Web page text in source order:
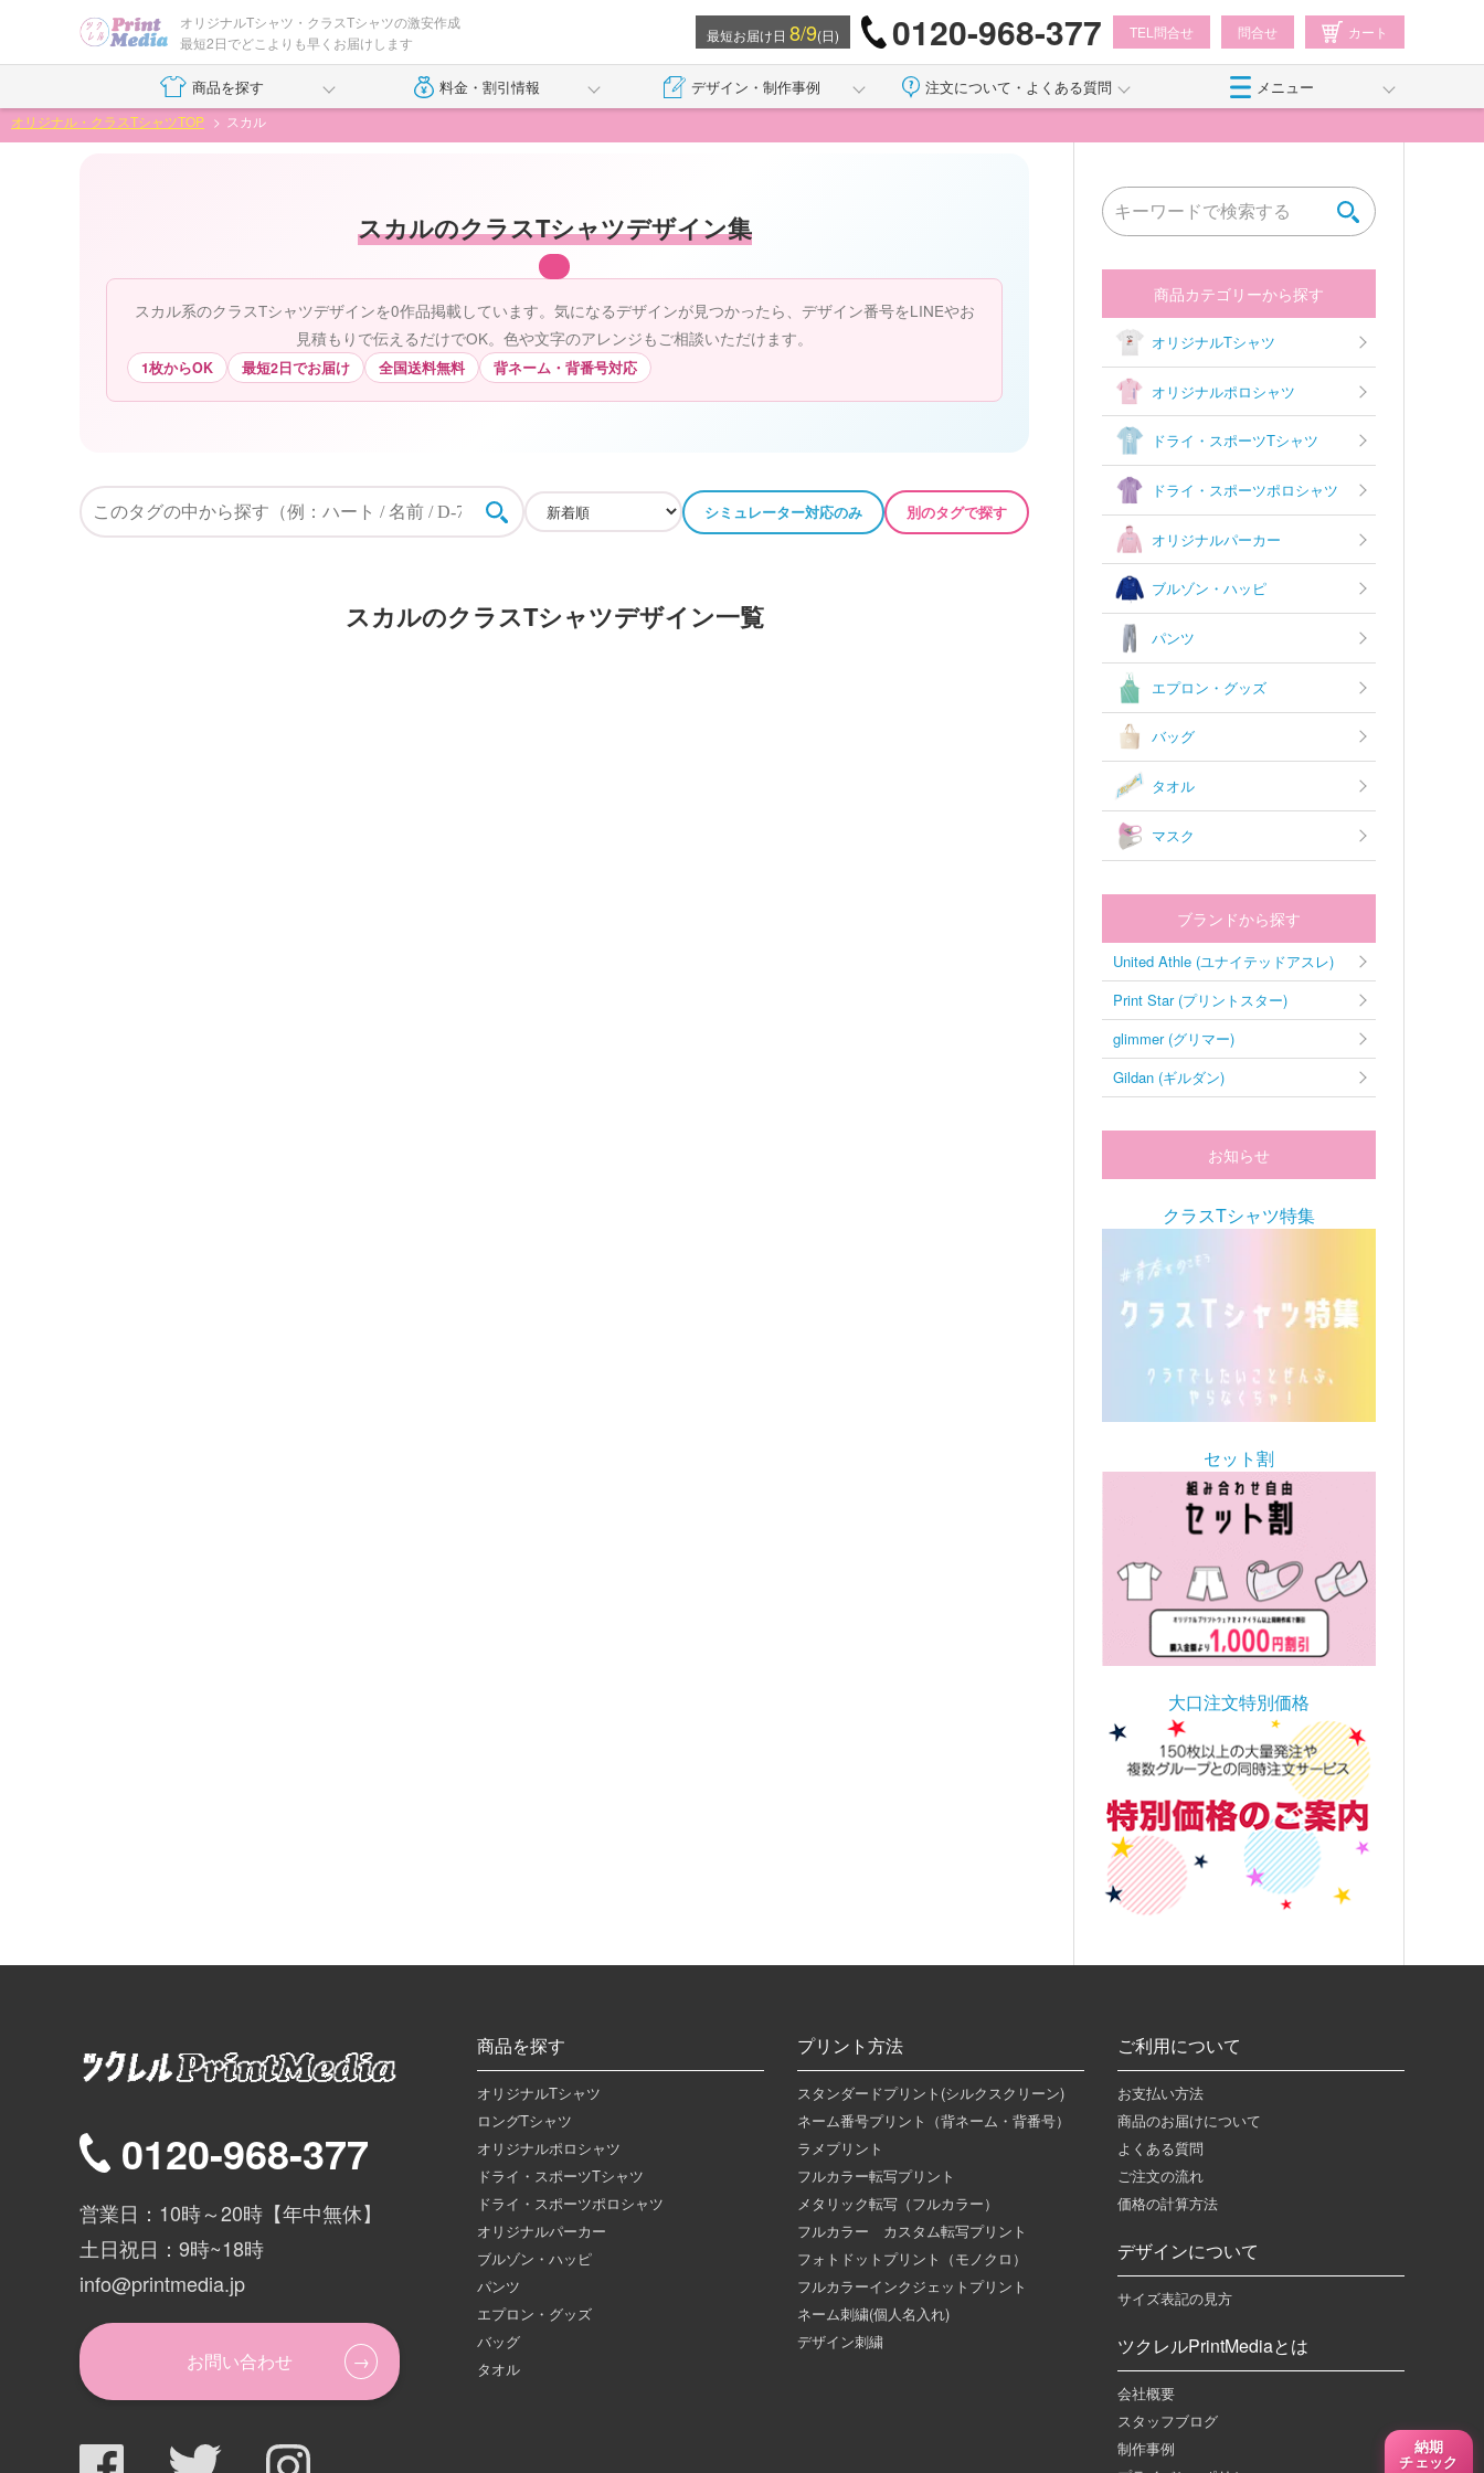
オリジナルTシャツ・クラスTシャツの激安作成
最短2日でどこよりも早くお届けします
最短お届け日8/9(日) 0120-968-377 TEL問合せ 問合せ カート
商品を探す 料金・割引情報 デザイン・制作事例 注文について・よくある質問 メニュー
オリジナル・クラスTシャツTOP スカル
スカルのクラスTシャツデザイン集
スカル系のクラスTシャツデザインを0作品掲載しています。気になるデザインが見つかったら、デザイン番号をLINEやお
見積もりで伝えるだけでOK。色や文字のアレンジもご相談いただけます。
1枚からOK 最短2日でお届け 全国送料無料 背ネーム・背番号対応
シミュレーター対応のみ 別のタグで探す
スカルのクラスTシャツデザイン一覧
商品カテゴリーから探す
オリジナルTシャツ
オリジナルポロシャツ
ドライ・スポーツTシャツ
ドライ・スポーツポロシャツ
オリジナルパーカー
ブルゾン・ハッピ
パンツ
エプロン・グッズ
バッグ
タオル
マスク
ブランドから探す
United Athle (ユナイテッドアスレ)
Print Star (プリントスター)
glimmer (グリマー)
Gildan (ギルダン)
お知らせ
クラスTシャツ特集
セット割
大口注文特別価格
0120-968-377
営業日：10時～20時【年中無休】
土日祝日：9時~18時
info@printmedia.jp
お問い合わせ
商品を探す
オリジナルTシャツ
ロングTシャツ
オリジナルポロシャツ
ドライ・スポーツTシャツ
ドライ・スポーツポロシャツ
オリジナルパーカー
ブルゾン・ハッピ
パンツ
エプロン・グッズ
バッグ
タオル
プリント方法
スタンダードプリント(シルクスクリーン)
ネーム番号プリント（背ネーム・背番号）
ラメプリント
フルカラー転写プリント
メタリック転写（フルカラー）
フルカラー カスタム転写プリント
フォトドットプリント（モノクロ）
フルカラーインクジェットプリント
ネーム刺繍(個人名入れ)
デザイン刺繍
ご利用について
お支払い方法
商品のお届けについて
よくある質問
ご注文の流れ
価格の計算方法
デザインについて
サイズ表記の見方
ツクレルPrintMediaとは
会社概要
スタッフブログ
制作事例
納期
チェック